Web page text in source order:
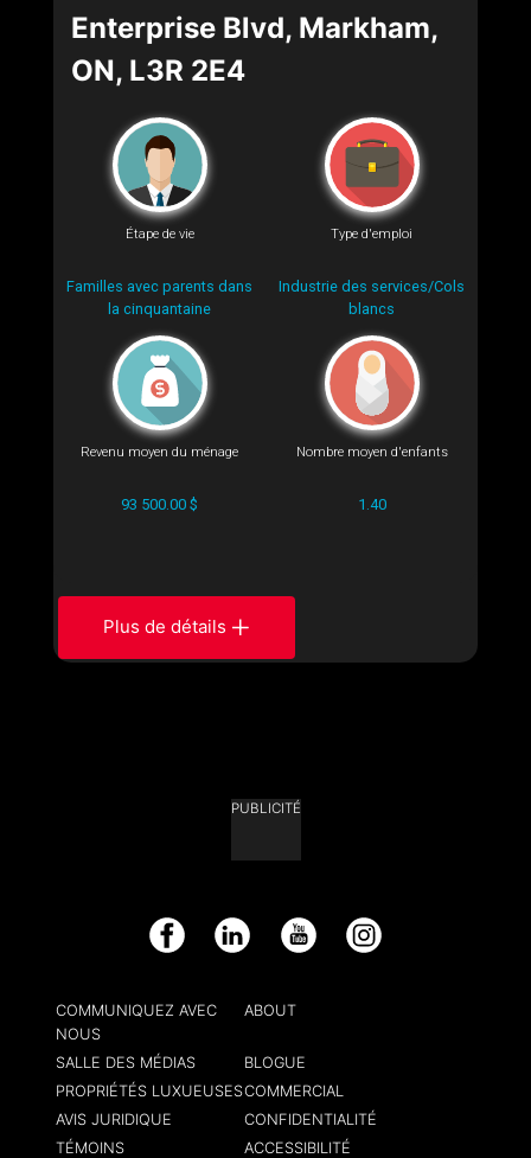
Enterprise Blvd, Markham,
ON, L3R 2E4
Étape de vie
Familles avec parents dans
la cinquantaine
Type d'emploi
Industrie des services/Cols
blancs
Revenu moyen du ménage
93 500.00 $
Nombre moyen d'enfants
1.40
Plus de détails
PUBLICITÉ
Facebook LinkedIn YouTube Instagram
COMMUNIQUEZ AVEC
NOUS
ABOUT
SALLE DES MÉDIAS
BLOGUE
PROPRIÉTÉS LUXUEUSESCOMMERCIAL
AVIS JURIDIQUE
CONFIDENTIALITÉ
TÉMOINS
ACCESSIBILITÉ